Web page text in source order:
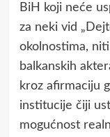
BiH koji neće
za neki vid
okolnostima,
balkanskih
kroz afirmaciju
institucije čiji
mogućnost